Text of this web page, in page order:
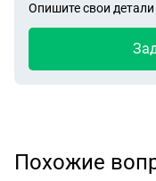
Опишите свои
Похожие